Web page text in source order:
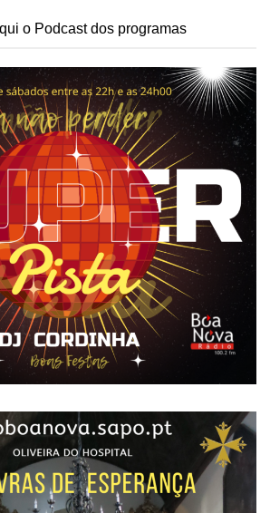
o Podcast dos programas